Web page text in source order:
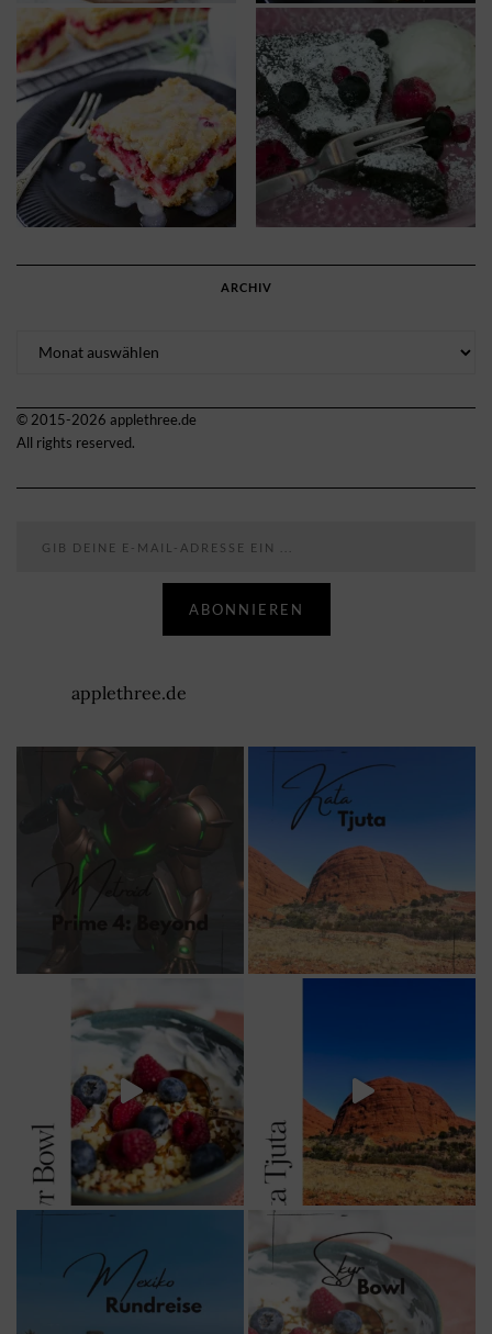
ARCHIV
© 2015-2026 applethree.de
All rights reserved.
ABONNIEREN
applethree.de